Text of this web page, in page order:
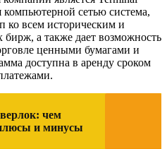
сетью система,
ко всем историческим и
а также дает возможность
ценными бумагами и
доступна в аренду сроком
чем
и минусы